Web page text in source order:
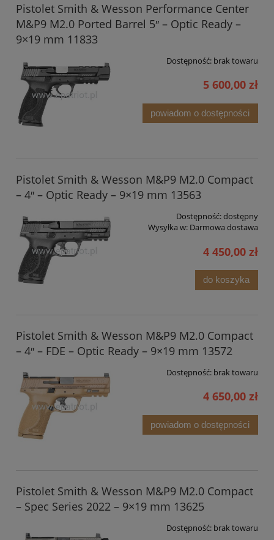
Pistolet Smith & Wesson Performance Center
M&P9 M2.0 Ported Barrel 5″ – Optic Ready –
9×19 mm 11833
Dostępność: brak towaru
5 600,00 zł
powiadom o dostępności
Pistolet Smith & Wesson M&P9 M2.0 Compact
– 4″ – Optic Ready – 9×19 mm 13563
Dostępność:dostępny
Wysyłka w: Darmowa dostawa
4 450,00 zł
do koszyka
Pistolet Smith & Wesson M&P9 M2.0 Compact
– 4″ – FDE – Optic Ready – 9×19 mm 13572
Dostępność: brak towaru
4 650,00 zł
powiadom o dostępności
Pistolet Smith & Wesson M&P9 M2.0 Compact
– Spec Series 2022 – 9×19 mm 13625
Dostępność: brak towaru